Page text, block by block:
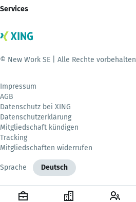
Services
© New Work SE | Alle Rechte vorbehalten
Impressum
AGB
Datenschutz bei XING
Datenschutzerklärung
Mitgliedschaft kündigen
Tracking
Mitgliedschaften widerrufen
Sprache Deutsch